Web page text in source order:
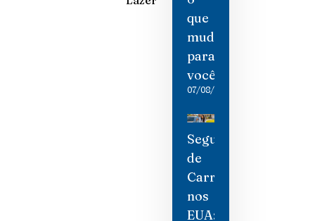
que
mudou
para
você
07/08/2026
Seguro
de
Carro
nos
EUA: